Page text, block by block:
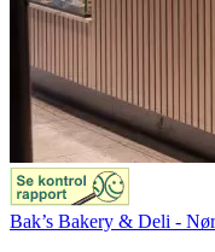
Bak’s Bakery & Deli -